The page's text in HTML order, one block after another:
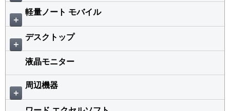
＋
軽量ノート モバイル
＋
デスクトップ
液晶モニター
＋
周辺機器